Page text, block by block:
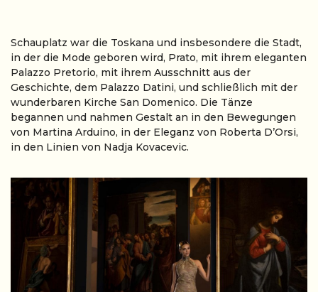
Schauplatz war die Toskana und insbesondere die Stadt,
in der die Mode geboren wird, Prato, mit ihrem eleganten
Palazzo Pretorio, mit ihrem Ausschnitt aus der
Geschichte, dem Palazzo Datini, und schließlich mit der
wunderbaren Kirche San Domenico. Die Tänze
begannen und nahmen Gestalt an in den Bewegungen
von Martina Arduino, in der Eleganz von Roberta D’Orsi,
in den Linien von Nadja Kovacevic.